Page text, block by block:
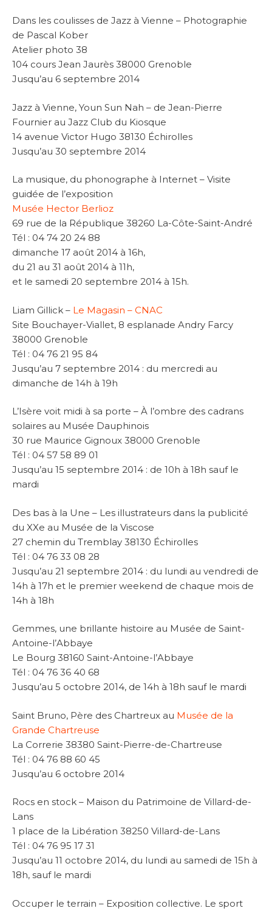
Dans les coulisses de Jazz à Vienne – Photographie
de Pascal Kober
Atelier photo 38
104 cours Jean Jaurès 38000 Grenoble
Jusqu’au 6 septembre 2014
Jazz à Vienne, Youn Sun Nah – de Jean-Pierre
Fournier au Jazz Club du Kiosque
14 avenue Victor Hugo 38130 Échirolles
Jusqu’au 30 septembre 2014
La musique, du phonographe à Internet – Visite
guidée de l’exposition
Musée Hector Berlioz
69 rue de la République 38260 La-Côte-Saint-André
Tél : 04 74 20 24 88
dimanche 17 août 2014 à 16h,
du 21 au 31 août 2014 à 11h,
et le samedi 20 septembre 2014 à 15h.
Liam Gillick – Le Magasin – CNAC
Site Bouchayer-Viallet, 8 esplanade Andry Farcy
38000 Grenoble
Tél : 04 76 21 95 84
Jusqu’au 7 septembre 2014 : du mercredi au
dimanche de 14h à 19h
L’Isère voit midi à sa porte – À l’ombre des cadrans
solaires au Musée Dauphinois
30 rue Maurice Gignoux 38000 Grenoble
Tél : 04 57 58 89 01
Jusqu’au 15 septembre 2014 : de 10h à 18h sauf le
mardi
Des bas à la Une – Les illustrateurs dans la publicité
du XXe au Musée de la Viscose
27 chemin du Tremblay 38130 Échirolles
Tél : 04 76 33 08 28
Jusqu’au 21 septembre 2014 : du lundi au vendredi de
14h à 17h et le premier weekend de chaque mois de
14h à 18h
Gemmes, une brillante histoire au Musée de Saint-
Antoine-l’Abbaye
Le Bourg 38160 Saint-Antoine-l’Abbaye
Tél : 04 76 36 40 68
Jusqu’au 5 octobre 2014, de 14h à 18h sauf le mardi
Saint Bruno, Père des Chartreux au Musée de la
Grande Chartreuse
La Correrie 38380 Saint-Pierre-de-Chartreuse
Tél : 04 76 88 60 45
Jusqu’au 6 octobre 2014
Rocs en stock – Maison du Patrimoine de Villard-de-
Lans
1 place de la Libération 38250 Villard-de-Lans
Tél : 04 76 95 17 31
Jusqu’au 11 octobre 2014, du lundi au samedi de 15h à
18h, sauf le mardi
Occuper le terrain – Exposition collective. Le sport